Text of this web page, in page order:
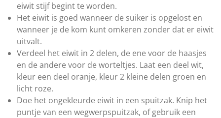
eiwit stijf begint te worden.
Het eiwit is goed wanneer de suiker is opgelost en
wanneer je de kom kunt omkeren zonder dat er eiwit
uitvalt.
Verdeel het eiwit in 2 delen, de ene voor de haasjes
en de andere voor de worteltjes. Laat een deel wit,
kleur een deel oranje, kleur 2 kleine delen groen en
licht roze.
Doe het ongekleurde eiwit in een spuitzak. Knip het
puntje van een wegwerpspuitzak, of gebruik een